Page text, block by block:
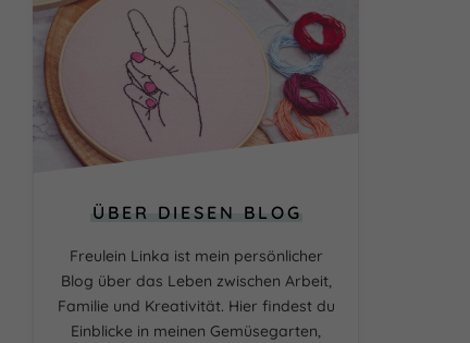
ÜBER DIESEN BLOG
Freulein Linka ist mein persönlicher
Blog über das Leben zwischen Arbeit,
Familie und Kreativität. Hier findest du
Einblicke in meinen Gemüsegarten,